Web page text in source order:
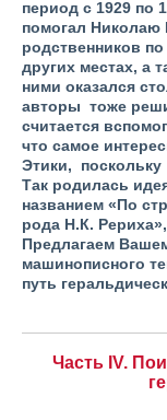
период с 1929 по
помогал Николаю
родственников
других местах, а
ними оказался
авторы тоже
считается
что самое
Этики,
Так родилась
названием «По
рода Н.К. Рериха»,
Предлагаем
машинописного
путь
Часть IV.